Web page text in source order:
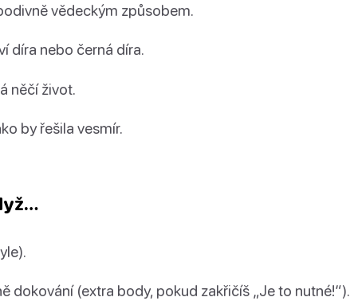
vědeckým způsobem.
díra nebo černá díra.
něčí život.
by řešila vesmír.
dokování (extra body, pokud zakřičíš „Je to nutné!“).